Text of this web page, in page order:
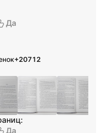
Да
+20712
Да